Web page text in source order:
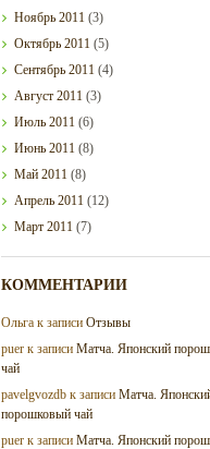
Ноябрь2011 (3)
Октябрь2011 (5)
Сентябрь2011 (4)
Август2011 (3)
Июль2011 (6)
Июнь2011 (8)
Май2011 (8)
Апрель2011 (12)
Март2011 (7)
КОММЕНТАРИИ
Ольга к записиОтзывы
puer к записиМатча. Японский
чай
pavelgvozdb к записиМатча.
порошковый чай
puer к записиМатча. Японский